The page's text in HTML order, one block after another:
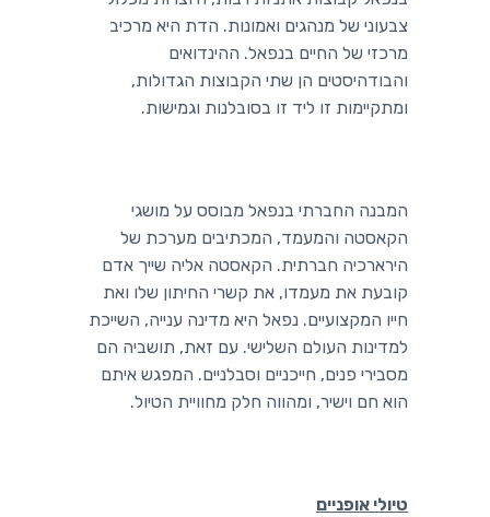
צבעוני של מנהגים ואמונות. הדת היא מרכיב
מרכזי של החיים בנפאל. ההינדואים
והבודהיסטים הן שתי הקבוצות הגדולות,
ומתקיימות זו ליד זו בסובלנות וגמישות.
המבנה החברתי בנפאל מבוסס על מושגי
הקאסטה והמעמד, המכתיבים מערכת של
הירארכיה חברתית. הקאסטה אליה שייך אדם
קובעת את מעמדו, את קשרי החיתון שלו ואת
חייו המקצועיים. נפאל היא מדינה ענייה, השייכת
למדינות העולם השלישי. עם זאת, תושביה הם
מסבירי פנים, חייכניים וסבלניים. המפגש איתם
הוא חם וישיר, ומהווה חלק מחוויית הטיול.
טיולי אופניים